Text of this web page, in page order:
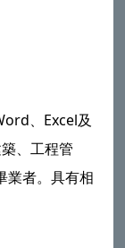
、Excel及
、工程管
業者。具有相